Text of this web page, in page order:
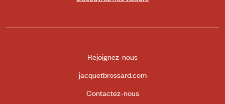
Rejoignez-nous
jacquetbrossard.com
Contactez-nous